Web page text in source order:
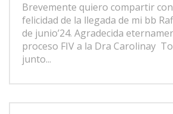
Brevemente quiero compartir
felicidad de la llegada de mi bb
de junio’24. Agradecida
proceso FIV a la Dra Carolinay
junto...